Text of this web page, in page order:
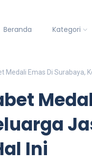
Beranda Kategori
Medali Emas Di Surabaya,
Ini